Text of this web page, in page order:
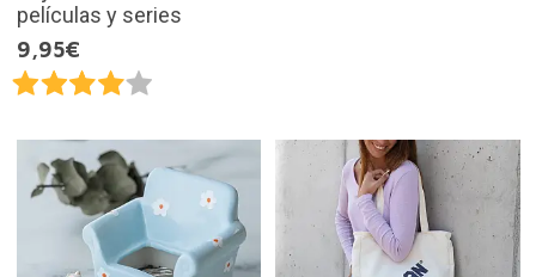
películas y series
9,95€